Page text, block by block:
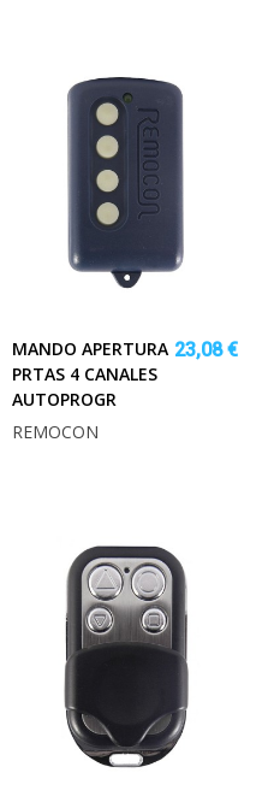
MANDO APERTURA
PRTAS 4 CANALES
AUTOPROGR
23,08 €
REMOCON